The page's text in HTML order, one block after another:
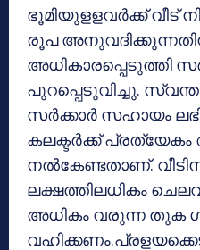
ഭൂമിയുളളവര്‍ക്ക് വീട്
രൂപ
അധികാരപ്പെടുത്തി
പുറപ്പെടുവിച്ചു.
സര്‍ക്കാര്‍ സഹായം
കലക്ടര്‍ക്ക്
നല്‍കേണ്ടതാണ്.
ലക്ഷത്തിലധികം
അധികം വരുന്ന തുക